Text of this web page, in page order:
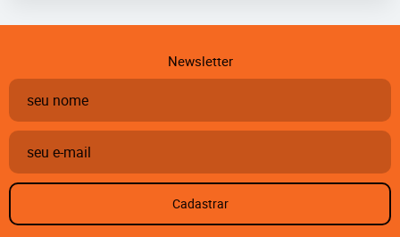
Newsletter
Cadastrar